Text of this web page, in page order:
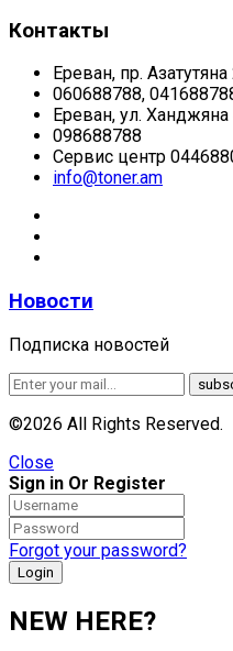
Контакты
Ереван, пр. Азатутяна
060688788,
Ереван, ул. Ханджяна
098688788
Сервис центр
info@toner.am
Новости
Подписка новостей
©2026 All Rights Reserved.
Close
Sign in Or Register
Forgot your password?
NEW HERE?